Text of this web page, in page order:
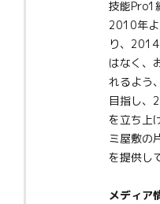
技能Pro1
2010年
り、
はなく、
れるよう
目指し、
を立ち上
ミ屋敷の
を提供し
メディア